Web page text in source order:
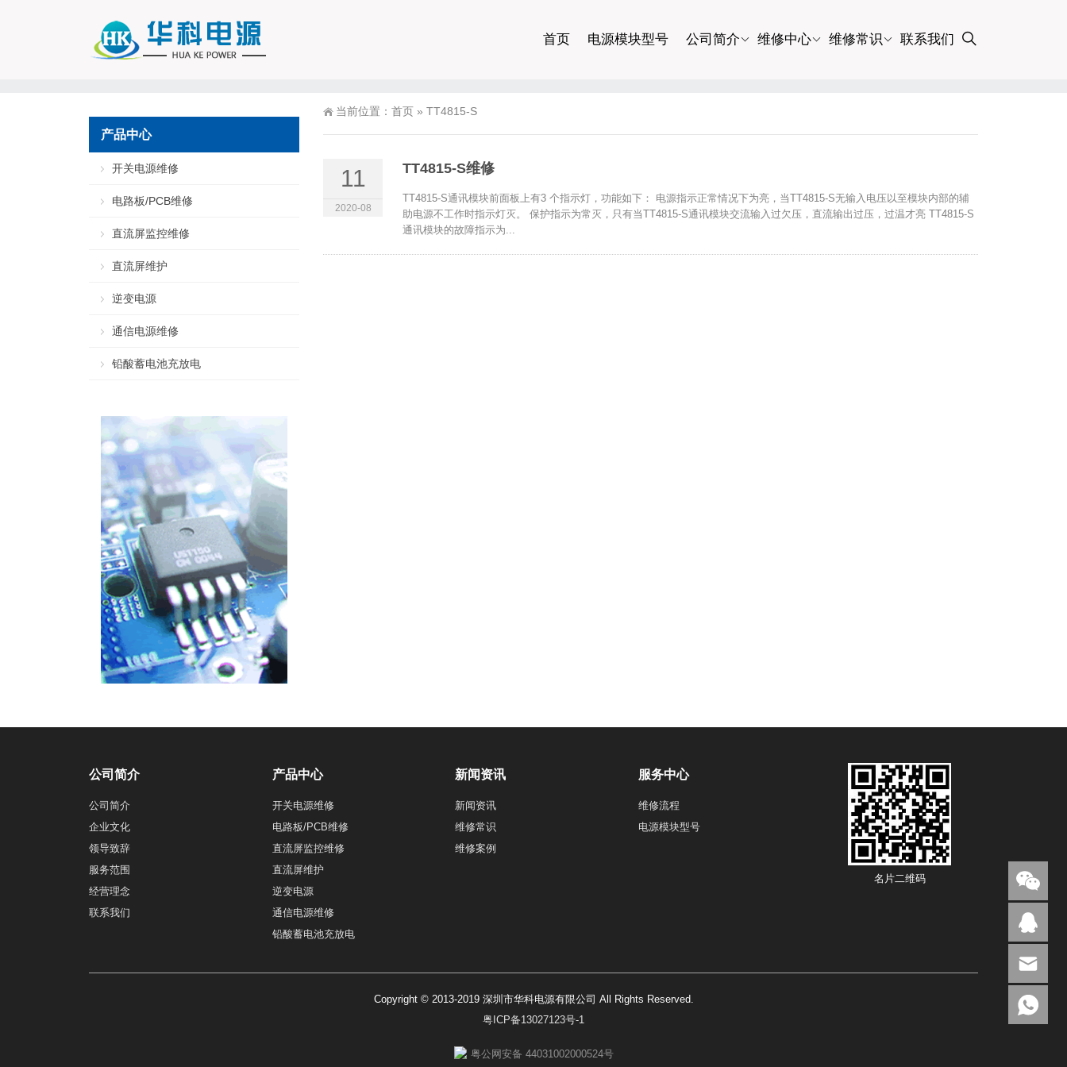
首页 电源模块型号 公司简介 维修中心 维修常识 联系我们
当前位置： 首页 » TT4815-S
11
2020-08
TT4815-S维修
TT4815-S通讯模块前面板上有3 个指示灯，功能如下： 电源指示正常情况下为亮，当TT4815-S无输入电压以至模块内部的辅
助电源不工作时指示灯灭。 保护指示为常灭，只有当TT4815-S通讯模块交流输入过欠压，直流输出过压，过温才亮 TT4815-S
通讯模块的故障指示为...
产品中心
开关电源维修
电路板/PCB维修
直流屏监控维修
直流屏维护
逆变电源
通信电源维修
铅酸蓄电池充放电
公司简介
公司简介
企业文化
领导致辞
服务范围
经营理念
联系我们
产品中心
开关电源维修
电路板/PCB维修
直流屏监控维修
直流屏维护
逆变电源
通信电源维修
铅酸蓄电池充放电
新闻资讯
新闻资讯
维修常识
维修案例
服务中心
维修流程
电源模块型号
名片二维码
Copyright © 2013-2019 深圳市华科电源有限公司 All Rights Reserved.
粤ICP备13027123号-1
粤公网安备 44031002000524号